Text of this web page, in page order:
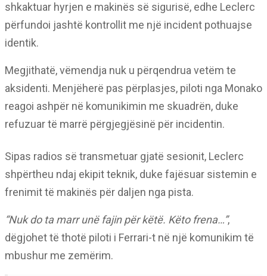
shkaktuar hyrjen e makinës së sigurisë, edhe Leclerc
përfundoi jashtë kontrollit me një incident pothuajse
identik.
Megjithatë, vëmendja nuk u përqendrua vetëm te
aksidenti. Menjëherë pas përplasjes, piloti nga Monako
reagoi ashpër në komunikimin me skuadrën, duke
refuzuar të marrë përgjegjësinë për incidentin.
Sipas radios së transmetuar gjatë sesionit, Leclerc
shpërtheu ndaj ekipit teknik, duke fajësuar sistemin e
frenimit të makinës për daljen nga pista.
“Nuk do ta marr unë fajin për këtë. Këto frena…”,
dëgjohet të thotë piloti i Ferrari-t në një komunikim të
mbushur me zemërim.